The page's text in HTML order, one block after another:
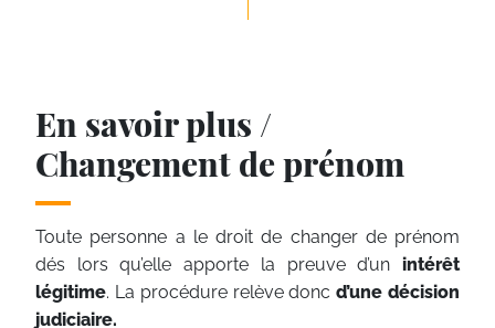
En savoir plus /
Changement de prénom
Toute personne a le droit de changer de prénom
dés lors qu’elle apporte la preuve d’un intérêt
légitime. La procédure relève doncd’une décision
judiciaire.